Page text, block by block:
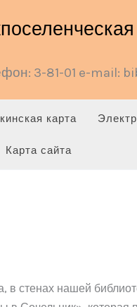
3-81-01 e-mail:
карта
Карта сайта
в стенах нашей